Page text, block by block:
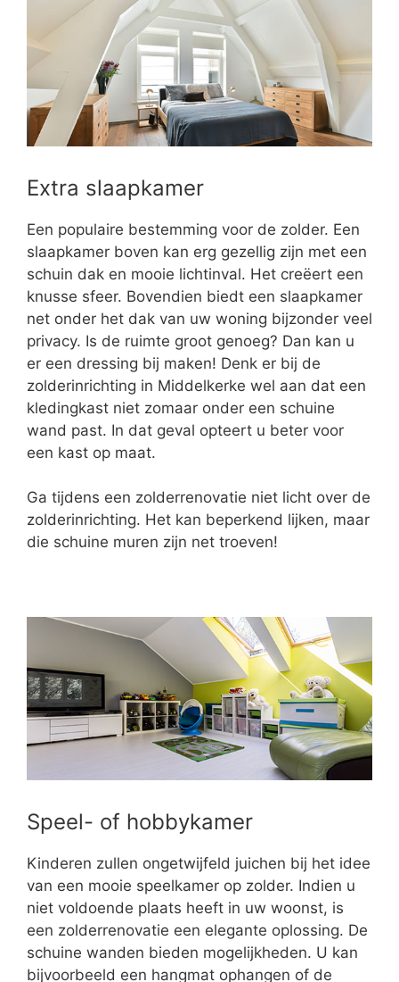
Extra slaapkamer
Een populaire bestemming voor de zolder. Een
slaapkamer boven kan erg gezellig zijn met een
schuin dak en mooie lichtinval. Het creëert een
knusse sfeer. Bovendien biedt een slaapkamer
net onder het dak van uw woning bijzonder veel
privacy. Is de ruimte groot genoeg? Dan kan u
er een dressing bij maken! Denk er bij de
zolderinrichting in Middelkerke wel aan dat een
kledingkast niet zomaar onder een schuine
wand past. In dat geval opteert u beter voor
een kast op maat.
Ga tijdens een zolderrenovatie niet licht over de
zolderinrichting. Het kan beperkend lijken, maar
die schuine muren zijn net troeven!
Speel- of hobbykamer
Kinderen zullen ongetwijfeld juichen bij het idee
van een mooie speelkamer op zolder. Indien u
niet voldoende plaats heeft in uw woonst, is
een zolderrenovatie een elegante oplossing. De
schuine wanden bieden mogelijkheden. U kan
bijvoorbeeld een hangmat ophangen of de